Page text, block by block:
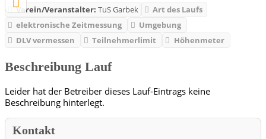
Verein/Veranstalter: TuS Garbek
Art des Laufs
elektronische Zeitmessung
Umgebung
DLV vermessen
Teilnehmerlimit Höhenmeter
Beschreibung Lauf
Leider hat der Betreiber dieses Lauf-Eintrags keine
Beschreibung hinterlegt.
Kontakt